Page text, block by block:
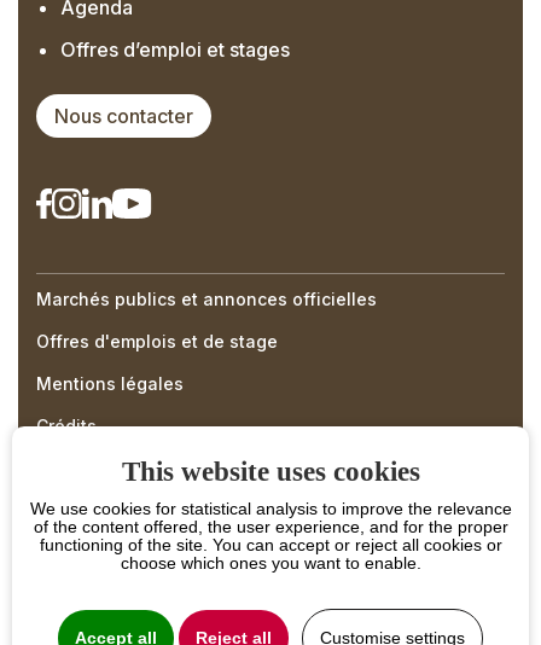
Agenda
Offres d’emploi et stages
Nous contacter
Right
Menu
Footer
Marchés publics et annonces officielles
Offres d'emplois et de stage
Mentions légales
Crédits
This website uses cookies
We use cookies for statistical analysis to improve the relevance
of the content offered, the user experience, and for the proper
functioning of the site. You can accept or reject all cookies or
choose which ones you want to enable.
Accept all Reject all Customise settings